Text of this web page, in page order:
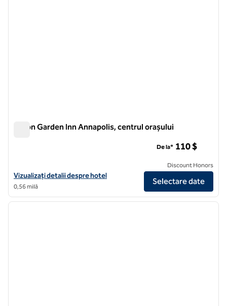
Hilton Garden Inn Annapolis, centrul orașului
Vizualizați detaliile hotelului Hilton Garden Inn Annapolis Downtown
Vizualizați detalii despre hotel
0,56 milă
De la* 110 $
Discount Honors
Selectare date
1/12
1 din 12